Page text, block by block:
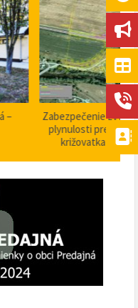
Zabezpečenie zvýšenia
plynulosti premávky –
križovatka –